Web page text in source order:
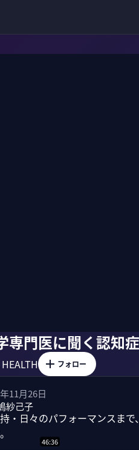
専門医に聞く認知
フォロー
11月26日
紗己子
・日々のパフォーマンスま
46:36